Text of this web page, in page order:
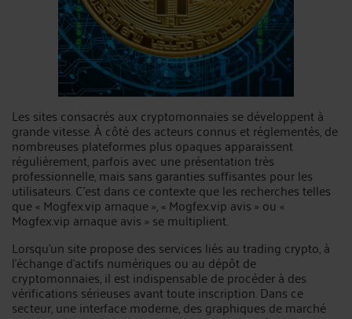
Les sites consacrés aux cryptomonnaies se développent à
grande vitesse. À côté des acteurs connus et réglementés, de
nombreuses plateformes plus opaques apparaissent
régulièrement, parfois avec une présentation très
professionnelle, mais sans garanties suffisantes pour les
utilisateurs. C’est dans ce contexte que les recherches telles
que « Mogfex.vip arnaque », « Mogfex.vip avis » ou «
Mogfex.vip arnaque avis » se multiplient.
Lorsqu’un site propose des services liés au trading crypto, à
l’échange d’actifs numériques ou au dépôt de
cryptomonnaies, il est indispensable de procéder à des
vérifications sérieuses avant toute inscription. Dans ce
secteur, une interface moderne, des graphiques de marché